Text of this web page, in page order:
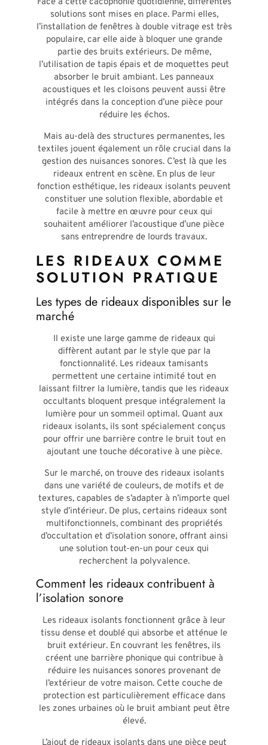
solutions sont mises en place. Parmi elles,
l’installation de fenêtres à double vitrage est très
populaire, car elle aide à bloquer une grande
partie des bruits extérieurs. De même,
l’utilisation de tapis épais et de moquettes peut
absorber le bruit ambiant. Les panneaux
acoustiques et les cloisons peuvent aussi être
intégrés dans la conception d’une pièce pour
réduire les échos.
Mais au-delà des structures permanentes, les
textiles jouent également un rôle crucial dans la
gestion des nuisances sonores. C’est là que les
rideaux entrent en scène. En plus de leur
fonction esthétique, les rideaux isolants peuvent
constituer une solution flexible, abordable et
facile à mettre en œuvre pour ceux qui
souhaitent améliorer l’acoustique d’une pièce
sans entreprendre de lourds travaux.
LES RIDEAUX COMME
SOLUTION PRATIQUE
Les types de rideaux disponibles sur le
marché
Il existe une large gamme de rideaux qui
diffèrent autant par le style que par la
fonctionnalité. Les rideaux tamisants
permettent une certaine intimité tout en
laissant filtrer la lumière, tandis que les rideaux
occultants bloquent presque intégralement la
lumière pour un sommeil optimal. Quant aux
rideaux isolants, ils sont spécialement conçus
pour offrir une barrière contre le bruit tout en
ajoutant une touche décorative à une pièce.
Sur le marché, on trouve des rideaux isolants
dans une variété de couleurs, de motifs et de
textures, capables de s’adapter à n’importe quel
style d’intérieur. De plus, certains rideaux sont
multifonctionnels, combinant des propriétés
d’occultation et d’isolation sonore, offrant ainsi
une solution tout-en-un pour ceux qui
recherchent la polyvalence.
Comment les rideaux contribuent à
l’isolation sonore
Les rideaux isolants fonctionnent grâce à leur
tissu dense et doublé qui absorbe et atténue le
bruit extérieur. En couvrant les fenêtres, ils
créent une barrière phonique qui contribue à
réduire les nuisances sonores provenant de
l’extérieur de votre maison. Cette couche de
protection est particulièrement efficace dans
les zones urbaines où le bruit ambiant peut être
élevé.
L’ajout de rideaux isolants dans une pièce peut